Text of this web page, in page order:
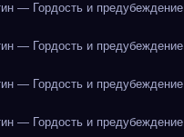
— Гордость и предубеждение
— Гордость и предубеждение
— Гордость и предубеждение
— Гордость и предубеждение